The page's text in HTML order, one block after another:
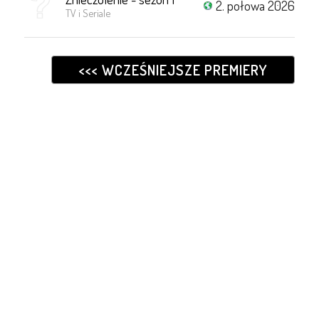
TV i Seriale 2. połowa 2026
<<< WCZEŚNIEJSZE PREMIERY